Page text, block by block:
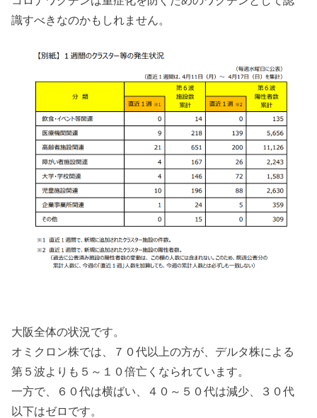
識すべきなのかもしれません。
大阪全体の状況です。
オミクロン株では、７０代以上の方が、デルタ株による
第５波よりも５～１０倍亡くなられています。
一方で、６０代は横ばい、４０～５０代は減少、３０代
以下はゼロです。